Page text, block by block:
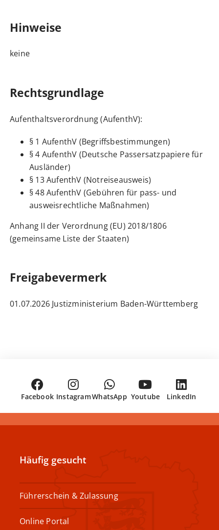
Hinweise
keine
Rechtsgrundlage
Aufenthaltsverordnung (AufenthV):
§ 1 AufenthV (Begriffsbestimmungen)
§ 4 AufenthV (Deutsche Passersatzpapiere für
Ausländer)
§ 13 AufenthV (Notreiseausweis)
§ 48 AufenthV (Gebühren für pass- und
ausweisrechtliche Maßnahmen)
Anhang II der Verordnung (EU) 2018/1806
(gemeinsame Liste der Staaten)
Freigabevermerk
01.07.2026 Justizministerium Baden-Württemberg
Facebook InstagramWhatsApp Youtube LinkedIn
Häufig gesucht
Führerschein & Zulassung
Online Portal